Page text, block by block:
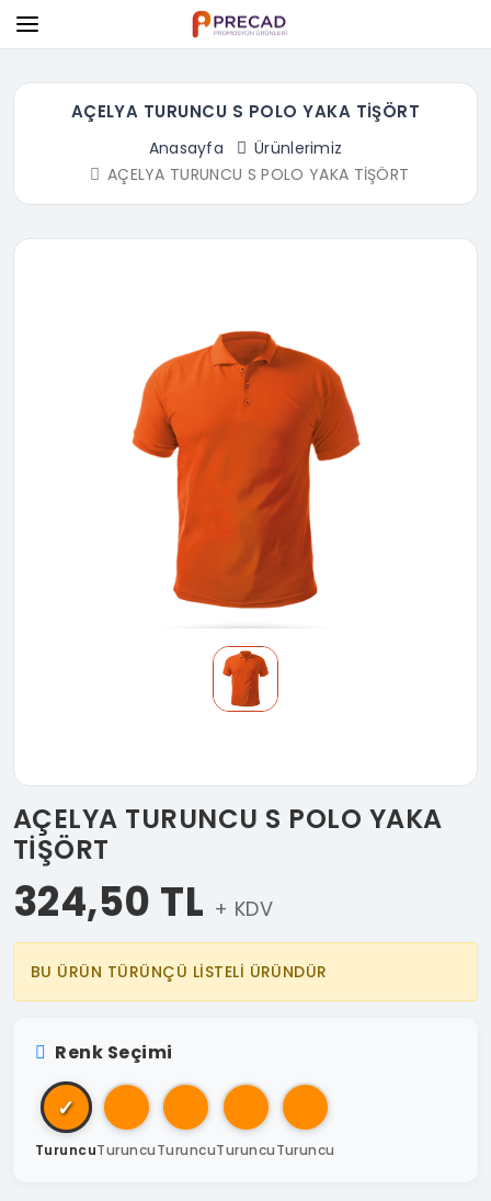
AÇELYA TURUNCU S POLO YAKA TİŞÖRT
Anasayfa
Ürünlerimiz
AÇELYA TURUNCU S POLO YAKA TİŞÖRT
AÇELYA TURUNCU S POLO YAKA
TİŞÖRT
324,50 TL + KDV
BU ÜRÜN TÜRÜNÇÜ LİSTELİ ÜRÜNDÜR
Renk Seçimi
✓
TuruncuTuruncuTuruncuTuruncuTuruncu